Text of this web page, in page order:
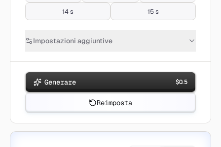
14 s 15 s
Impostazioni aggiuntive
Generare $0.5
Reimposta